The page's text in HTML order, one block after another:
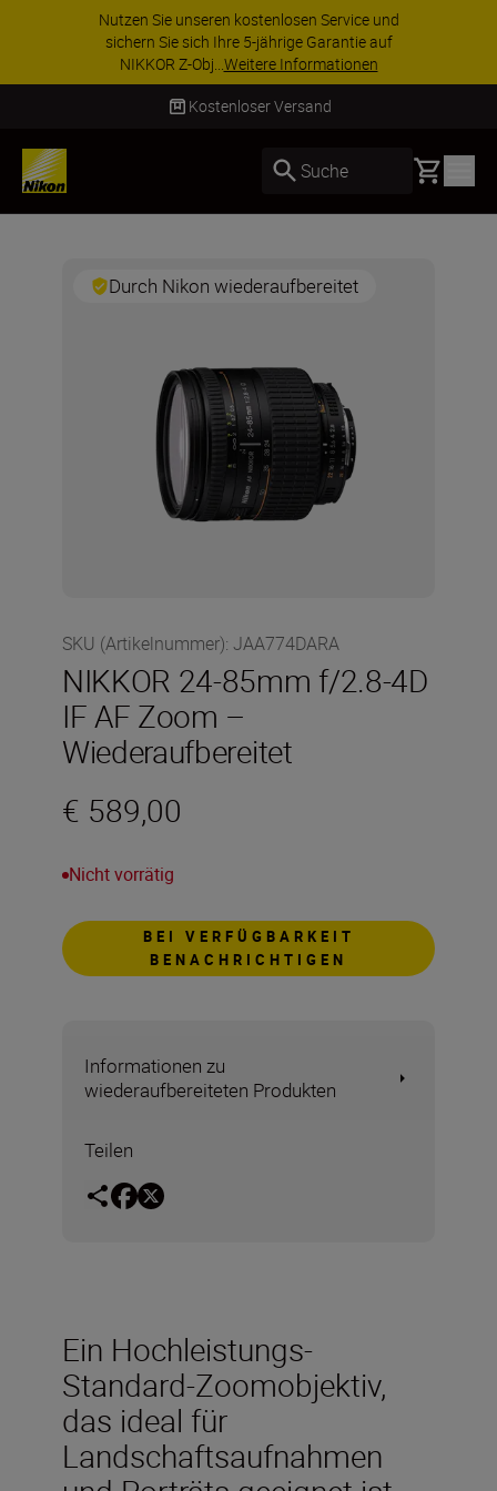
Nutzen Sie unseren kostenlosen Service und
sichern Sie sich Ihre 5-jährige Garantie auf
NIKKOR Z-Obj...Weitere Informationen
Kostenloser Versand
Suche Basket
Durch Nikon wiederaufbereitet
SKU (Artikelnummer): JAA774DARA
NIKKOR 24-85mm f/2.8-4D
IF AF Zoom –
Wiederaufbereitet
€ 589,00
Nicht vorrätig
BEI VERFÜGBARKEIT
BENACHRICHTIGEN
Informationen zu
wiederaufbereiteten Produkten
Teilen
Ein Hochleistungs-
Standard-Zoomobjektiv,
das ideal für
Landschaftsaufnahmen